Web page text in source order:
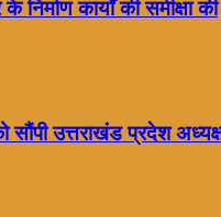
निर्माण कार्यों की समीक्षा की
सौंपी उत्तराखंड प्रदेश